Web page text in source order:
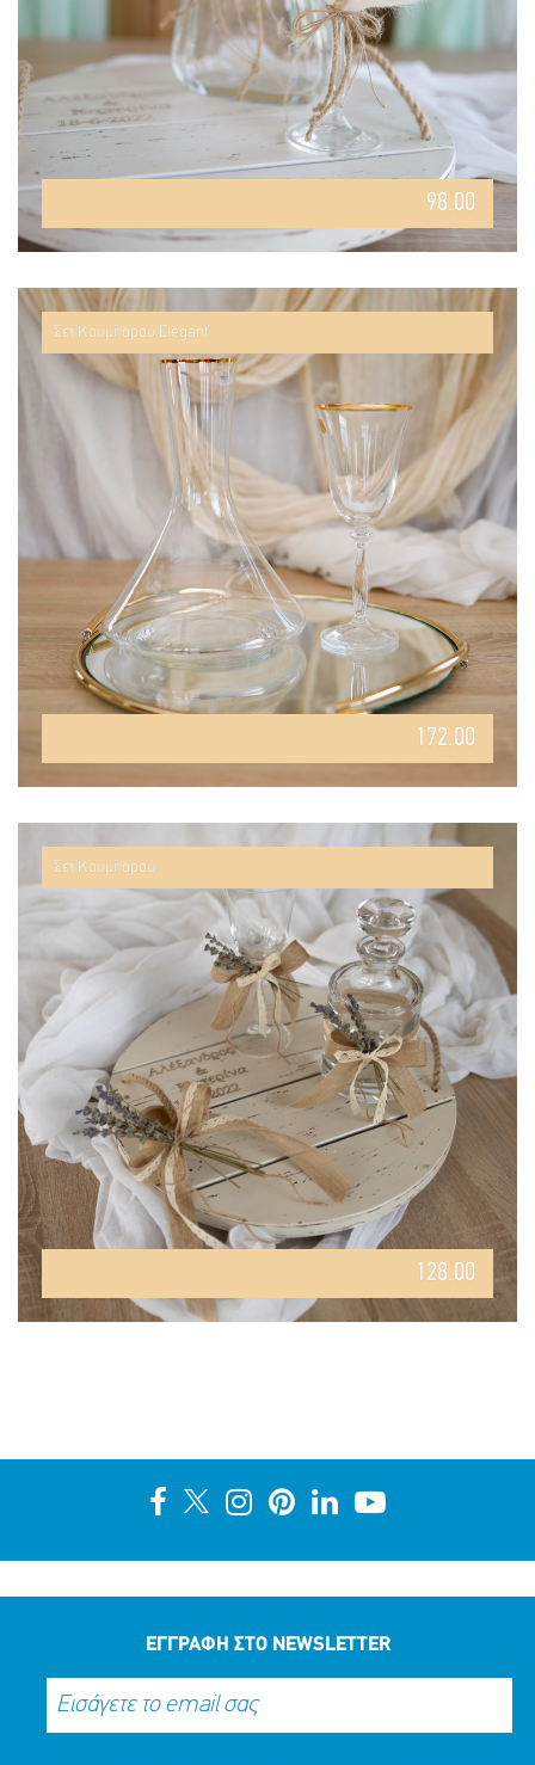
98.00
Σετ Κουμπάρου Elegant
172.00
Σετ Κουμπάρου
128.00
ΕΓΓΡΑΦΗ ΣΤΟ NEWSLETTER